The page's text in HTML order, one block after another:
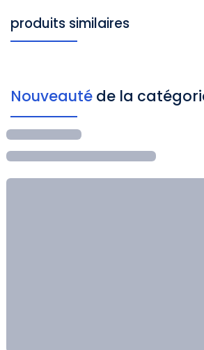
produits similaires
Nouveauté de la